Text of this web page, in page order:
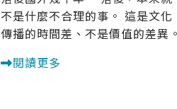
不是什麼不合理的事。 這是文化
傳播的時間差、不是價值的差異。
閱讀更多